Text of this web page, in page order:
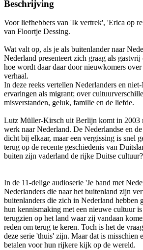
Beschrijving
Voor liefhebbers van 'Ik vertrek', 'Erica op
van Floortje Dessing.
Wat valt op, als je als buitenlander naar
Nederland presenteert zich graag als
hoe wordt daar daar door nieuwkomers
verhaal.
In deze reeks vertellen Nederlanders en
ervaringen als migrant; over
misverstanden, geluk, familie en de liefde.
Lutz Müller-Kirsch uit Berlijn komt in 2003
werk naar Nederland. De Nederlandse en
dicht bij elkaar, maar een vergissing is snel
terug op de recente geschiedenis van
buiten zijn vaderland de rijke Duitse cultuur?
In de 11-delige audioserie 'Je band met
Nederlanders die naar het buitenland zijn
buitenlanders die zich in Nederland hebben
hun kennismaking met een nieuwe cultuur
terugzien op het land waar zij vandaan
reden om terug te keren. Toch is het de
deze serie 'thuis' zijn. Maar dat is misschien
betalen voor hun rijkere kijk op de wereld.